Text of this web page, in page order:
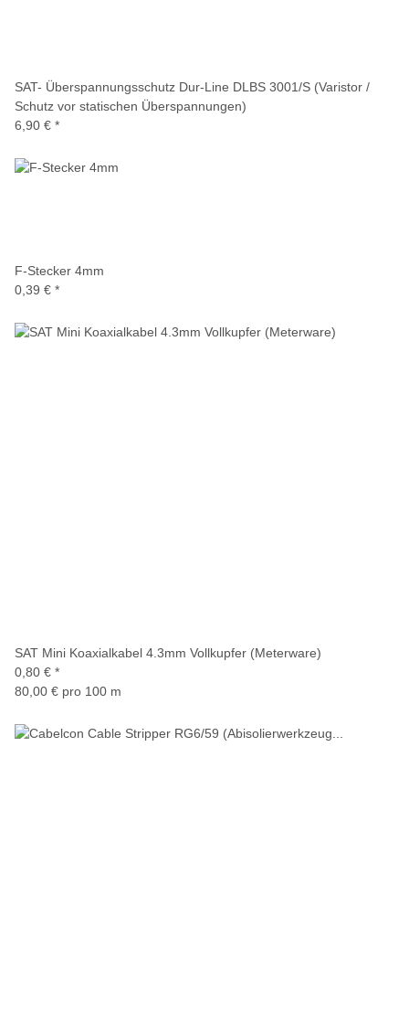
SAT- Überspannungsschutz Dur-Line DLBS 3001/S (Varistor /
Schutz vor statischen Überspannungen)
6,90 € *
F-Stecker 4mm
0,39 € *
SAT Mini Koaxialkabel 4.3mm Vollkupfer (Meterware)
0,80 € *
80,00 € pro 100 m